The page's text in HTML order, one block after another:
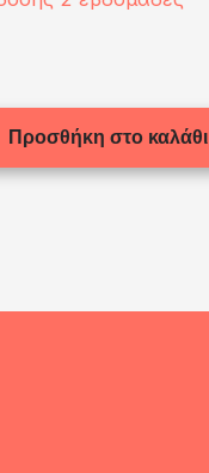
Προσθήκη στο καλάθι